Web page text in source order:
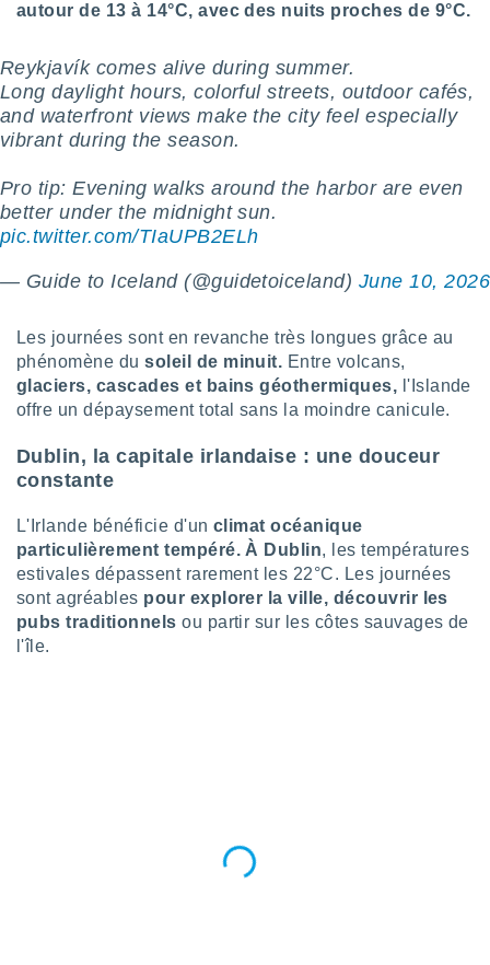
pas
de
à
la
sur le
et que
ou
vous
autour de 13 à 14°C, avec des nuits proches de 9°C.
Reykjavík comes alive during summer. ️
Long daylight hours, colorful streets, outdoor cafés,
and waterfront views make the city feel especially
vibrant during the season.
Pro tip: Evening walks around the harbor are even
better under the midnight sun.
pic.twitter.com/TIaUPB2ELh
— Guide to Iceland (@guidetoiceland) June 10, 2026
Les journées sont en revanche très longues grâce au
phénomène dusoleil de minuit. Entre volcans,
glaciers, cascades et bains géothermiques, l'Islande
offre un dépaysement total sans la moindre canicule.
Dublin, la capitale irlandaise : une douceur
constante
L'Irlande bénéficie d'un climat océanique
particulièrement tempéré. À Dublin, les températures
estivales dépassent rarement les 22°C. Les journées
sont agréables pour explorer la ville, découvrir les
pubs traditionnels ou partir sur les côtes sauvages de
l'île.